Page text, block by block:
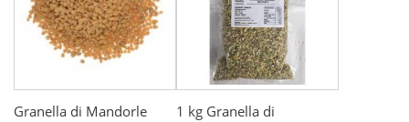
Granella di Mandorle
1 kg Granella di